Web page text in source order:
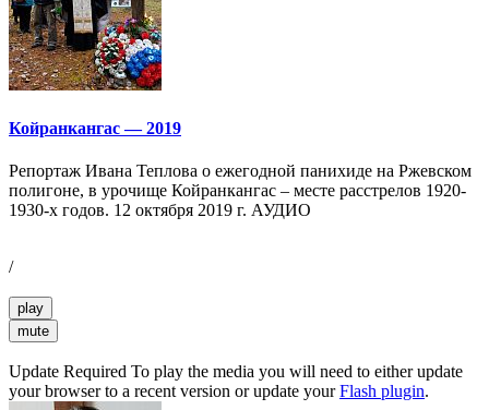
Койранкангас — 2019
Репортаж Ивана Теплова о ежегодной панихиде на Ржевском
полигоне, в урочище Койранкангас – месте расстрелов 1920-
1930-х годов. 12 октября 2019 г. АУДИО
/
play
mute
Update Required To play the media you will need to either update
your browser to a recent version or update yourFlash plugin.